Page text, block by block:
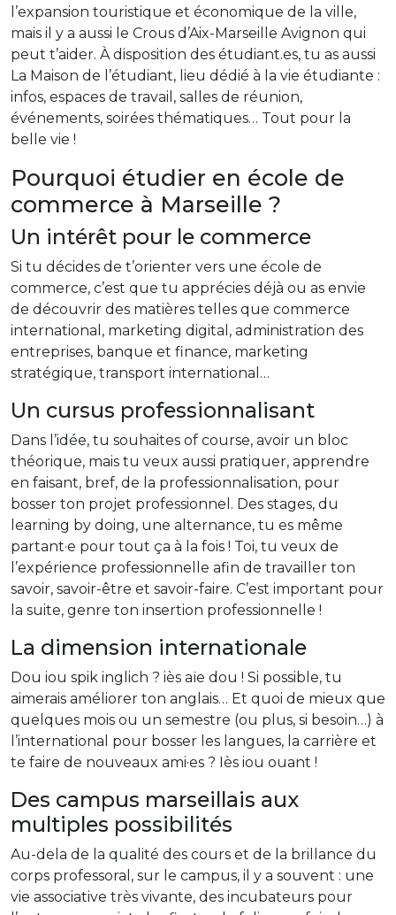
l’expansion touristique et économique de la ville,
mais il y a aussi le Crous d’Aix-Marseille Avignon qui
peut t’aider. À disposition des étudiant.es, tu as aussi
La Maison de l’étudiant, lieu dédié à la vie étudiante :
infos, espaces de travail, salles de réunion,
événements, soirées thématiques… Tout pour la
belle vie !
Pourquoi étudier en école de
commerce à Marseille ?
Un intérêt pour le commerce
Si tu décides de t’orienter vers une école de
commerce, c’est que tu apprécies déjà ou as envie
de découvrir des matières telles que commerce
international, marketing digital, administration des
entreprises, banque et finance, marketing
stratégique, transport international…
Un cursus professionnalisant
Dans l’idée, tu souhaites of course, avoir un bloc
théorique, mais tu veux aussi pratiquer, apprendre
en faisant, bref, de la professionnalisation, pour
bosser ton projet professionnel. Des stages, du
learning by doing, une alternance, tu es même
partant·e pour tout ça à la fois ! Toi, tu veux de
l’expérience professionnelle afin de travailler ton
savoir, savoir-être et savoir-faire. C’est important pour
la suite, genre ton insertion professionnelle !
La dimension internationale
Dou iou spik inglich ? iès aïe dou ! Si possible, tu
aimerais améliorer ton anglais… Et quoi de mieux que
quelques mois ou un semestre (ou plus, si besoin…) à
l’international pour bosser les langues, la carrière et
te faire de nouveaux ami·es ? Iès iou ouant !
Des campus marseillais aux
multiples possibilités
Au-dela de la qualité des cours et de la brillance du
corps professoral, sur le campus, il y a souvent : une
vie associative très vivante, des incubateurs pour